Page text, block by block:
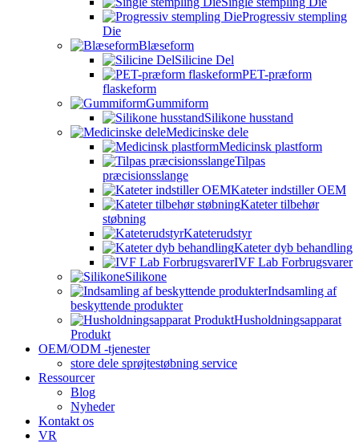
Progressiv stempling
Die
Blæseform
Silicine Del
PET-præform
flaskeform
Gummiform
Silikone husstand
Medicinske dele
Medicinsk plastform
Tilpas
præcisionsslange
Kateter indstiller OEM
Kateter tilbehør
støbning
Kateterudstyr
Kateter dyb behandling
IVF Lab Forbrugsvarer
Silikone
Indsamling af
beskyttende produkter
Husholdningsapparat
Produkt
OEM/ODM -tjenester
store dele sprøjtestøbning service
Ressourcer
Blog
Nyheder
Kontakt os
VR